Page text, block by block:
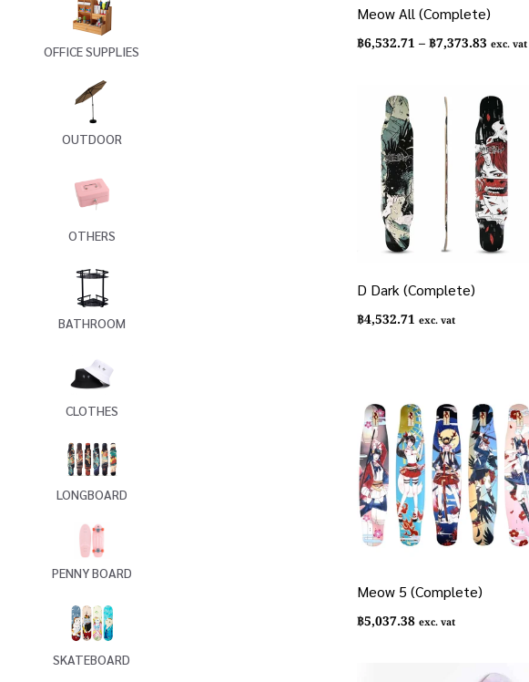
Meow All (Complete)
฿6,532.71 –฿7,373.83Price
through
฿
exc. vat
D Dark (Complete)
฿4,532.71 exc. vat
Meow 5 (Complete)
฿5,037.38 exc. vat
OFFICE SUPPLIES
OUTDOOR
OTHERS
BATHROOM
CLOTHES
LONGBOARD
PENNY BOARD
SKATEBOARD